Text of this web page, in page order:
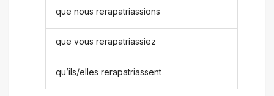
que nous rerapatriassions
que vous rerapatriassiez
qu’ils/elles rerapatriassent